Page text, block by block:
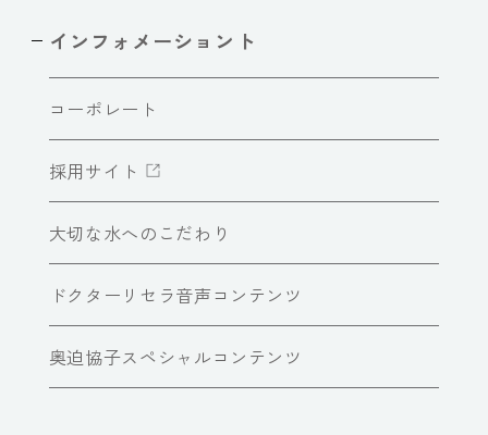
インフォメーショント
コーポレート
採用サイト
大切な水へのこだわり
ドクターリセラ音声コンテンツ
奥迫協子スペシャルコンテンツ